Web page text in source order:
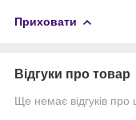
Приховати
Відгуки про товар
Ще немає відгуків про